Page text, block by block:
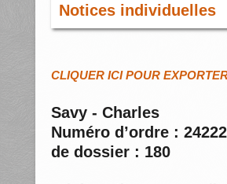
Notices individuelles
CLIQUER ICI POUR
Savy - Charles
Numéro d’ordre :
de dossier : 180